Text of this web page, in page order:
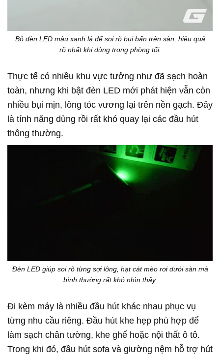
Bộ đèn LED màu xanh lá để soi rõ bụi bẩn trên sàn, hiệu quả
rõ nhất khi dùng trong phòng tối.
Thực tế có nhiều khu vực tưởng như đã sạch hoàn
toàn, nhưng khi bật đèn LED mới phát hiện vẫn còn
nhiều bụi mịn, lông tóc vương lại trên nền gạch. Đây
là tính năng dùng rồi rất khó quay lại các đầu hút
thông thường.
Đèn LED giúp soi rõ từng sợi lông, hạt cát mèo rơi dưới sàn mà
bình thường rất khó nhìn thấy.
Đi kèm máy là nhiều đầu hút khác nhau phục vụ
từng nhu cầu riêng. Đầu hút khe hẹp phù hợp để
làm sạch chân tường, khe ghế hoặc nội thất ô tô.
Trong khi đó, đầu hút sofa và giường nệm hỗ trợ hút